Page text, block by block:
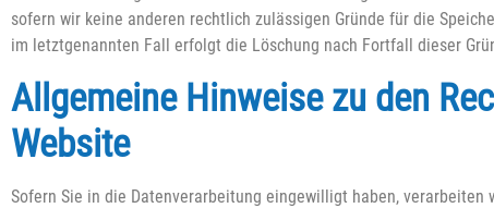
sofern wir keine anderen rechtlich zulässigen Gründe für die
im letztgenannten Fall erfolgt die Löschung nach Fortfall dieser
Allgemeine Hinweise zu den
Website
Sofern Sie in die Datenverarbeitung eingewilligt haben, verarbeiten